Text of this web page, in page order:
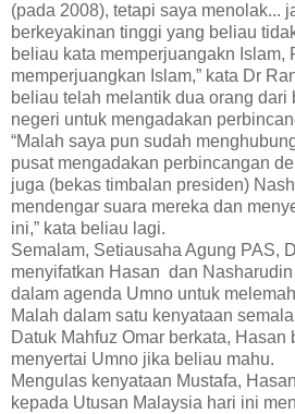
(pada 2008), tetapi saya menolak...
berkeyakinan tinggi yang beliau
beliau kata memperjuangakn Islam,
memperjuangkan Islam,” kata Dr
beliau telah melantik dua orang dari
negeri untuk mengadakan
“Malah saya pun sudah
pusat mengadakan perbincangan
juga (bekas timbalan presiden)
mendengar suara mereka dan
ini,” kata beliau lagi.
Semalam, Setiausaha Agung PAS,
menyifatkan Hasan dan
dalam agenda Umno untuk
Malah dalam satu kenyataan
Datuk Mahfuz Omar berkata, Hasan
menyertai Umno jika beliau mahu.
Mengulas kenyataan Mustafa,
kepada Utusan Malaysia hari ini